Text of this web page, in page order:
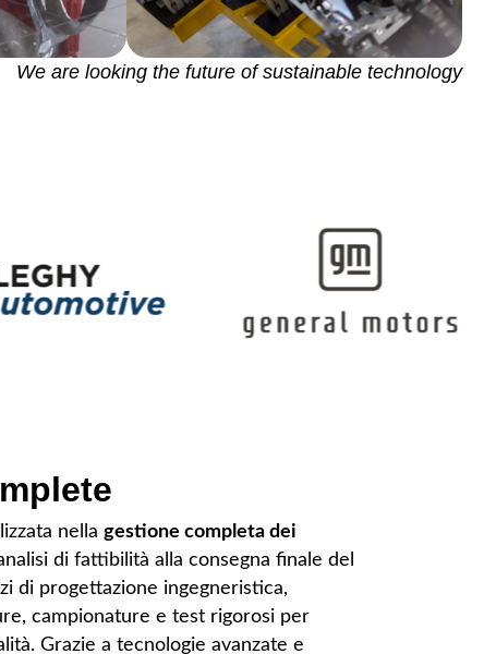
We are looking the future of sustainable technology
nellagestione completa dei
di fattibilità alla consegna finale del
di progettazione ingegneristica,
campionature e test rigorosi per
Grazie a tecnologie avanzate e